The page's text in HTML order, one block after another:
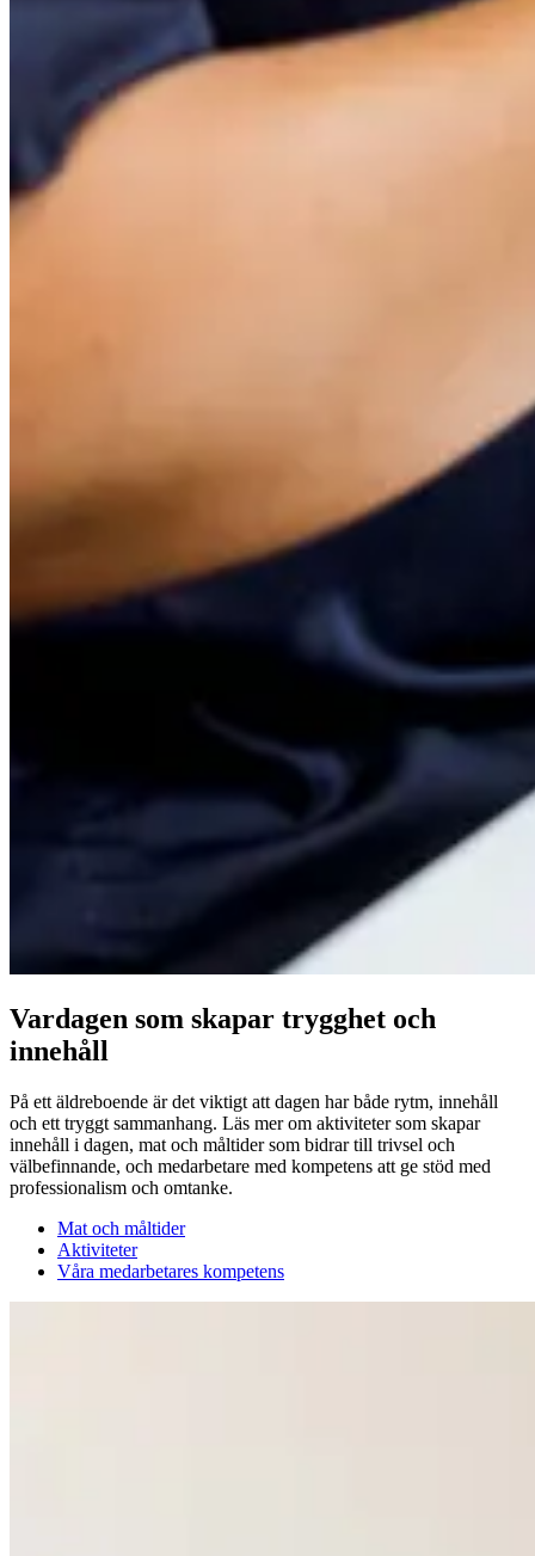
Vardagen som skapar trygghet och
innehåll
På ett äldreboende är det viktigt att dagen har både rytm, innehåll
och ett tryggt sammanhang. Läs mer om aktiviteter som skapar
innehåll i dagen, mat och måltider som bidrar till trivsel och
välbefinnande, och medarbetare med kompetens att ge stöd med
professionalism och omtanke.
Mat och måltider
Aktiviteter
Våra medarbetares kompetens